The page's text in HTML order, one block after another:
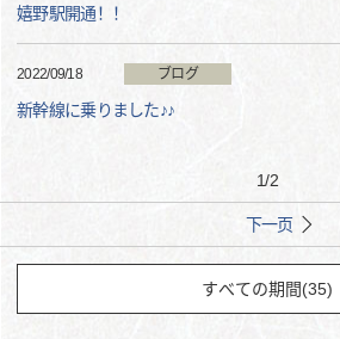
嬉野駅開通！！
2022/09/18 ブログ
新幹線に乗りました♪♪
1/2
下一页